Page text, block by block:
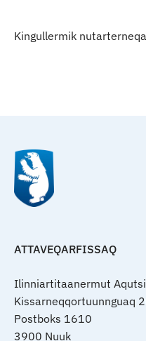
Kingullermik
ATTAVEQARFISSAQ
Ilinniartitaanermut
Kissarneqqortuunnguaq
Postboks 1610
3900 Nuuk